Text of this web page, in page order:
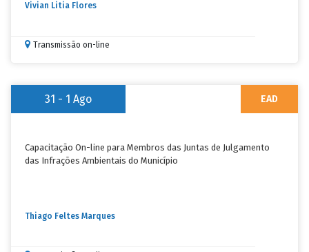
Vivian Litia Flores
Transmissão on-line
31 - 1Ago EAD
Capacitação On-line para Membros das Juntas de Julgamento
das Infrações Ambientais do Município
Thiago Feltes Marques